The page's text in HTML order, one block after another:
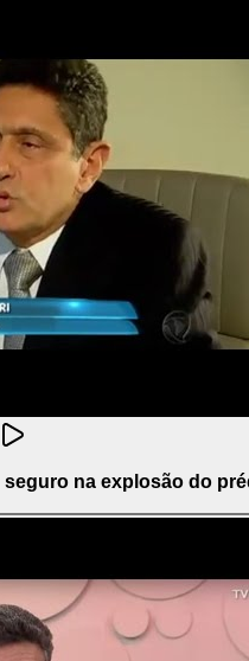
seguro na explosão do